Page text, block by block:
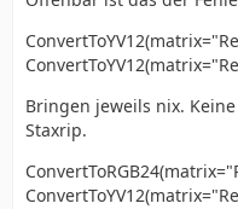
Bringen jeweils nix.
Staxrip.